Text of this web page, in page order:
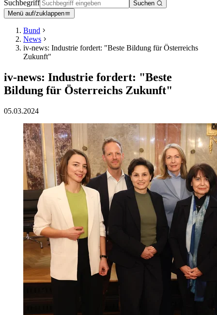
Suchbegriff
Suchen
Menü auf/zuklappen
Bund
News
iv-news: Industrie fordert: "Beste Bildung für Österreichs
Zukunft"
iv-news: Industrie fordert: "Beste
Bildung für Österreichs Zukunft"
05.03.2024